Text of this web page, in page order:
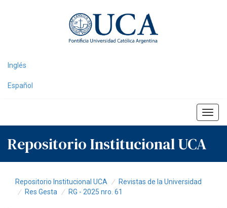
Inglés
Español
Repositorio Institucional UCA
Repositorio Institucional UCA
Revistas de la Universidad
Res Gesta
RG - 2025 nro. 61